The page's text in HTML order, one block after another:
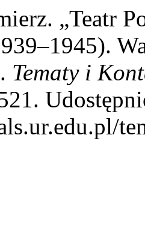
„Teatr
Tematy i